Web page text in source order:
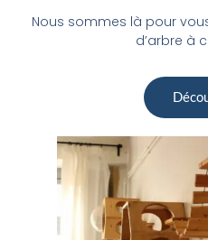
Nous sommes là pour
d’arbre à